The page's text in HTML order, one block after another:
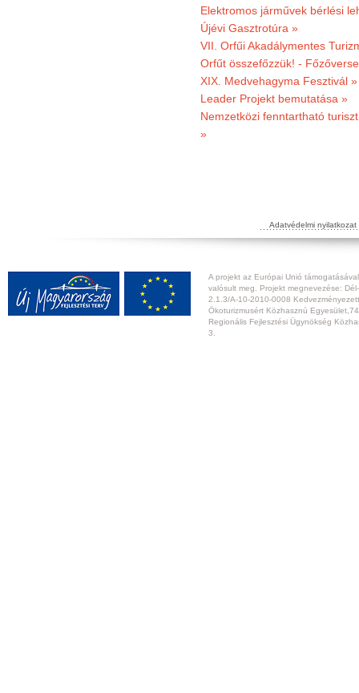
Elektromos járművek bérlési
Újévi Gasztrotúra »
VII. Orfűi Akadálymentes
Orfűt összefőzzük! -
XIX. Medvehagyma Fesztivál »
Leader Projekt bemutatása »
Nemzetközi fenntartható
»
Adatvédelmi nyilatkozat
A projekt az Európai Unió
valósult meg. Projekt megnevezése:
2.1.3/A-10-2010-0008
Ökoturizmusért Közhasznú
Regionális Fejlesztési Ügynökség
3.